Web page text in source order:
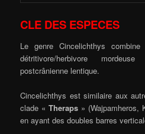
CLE DES ESPECES
Le genre Cincelichthys combine
détritivore/herbivore
postcrânienne lentique.
Cincelichthys est similaire aux
clade «Theraps » (Wajpamheros,
en ayant des doubles barres